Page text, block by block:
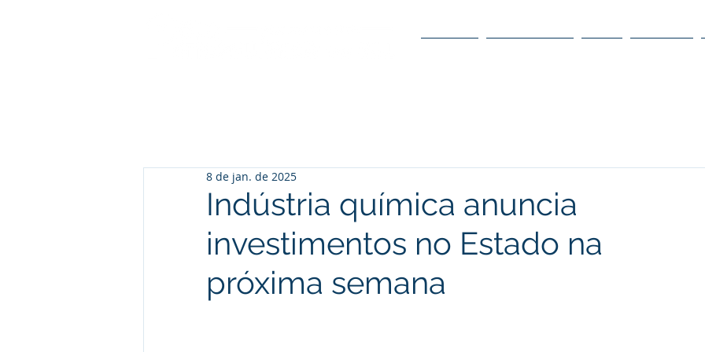
Indústria química anuncia
investimentos no Estado na
próxima semana
8 de jan. de 2025